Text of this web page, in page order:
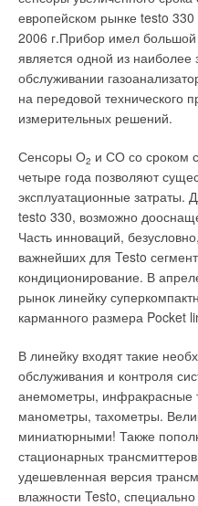
европейском рынке testo
2006 г.Прибор имел большой
является одной из наиболее
обслуживании
на передовой технического
измерительных решений.
Сенсоры О2 и СО со сроком
четыре года позволяют
эксплуатационные
testo 330, возможно
Часть инноваций,
важнейших для Testo
кондиционирование. В
рынок линейку
карманного размера Pocket
В линейку входят такие
обслуживания и контроля
анемометры, инфракрасные
манометры, тахометры.
миниатюрными! Также
стационарных
удешевленная версия
влажности Testo,